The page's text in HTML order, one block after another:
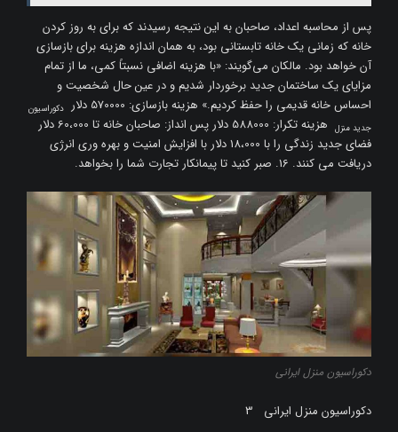
پس از محاسبه اعداد، صاحبان به این نتیجه رسیدند که برای به روز کردن
خانه که زمانی یک خانه تابستانی بود، به همان اندازه هزینه برای بازسازی
آن خواهد بود. مالکان می‌گویند: «با هزینه اضافی نسبتاً کمی، ما از تمام
مزایای یک ساختمان جدید برخوردار شدیم و در عین حال شخصیت و
احساس خانه قدیمی را حفظ کردیم.» هزینه بازسازی: 570000 دلار
دکوراسیون
جدید منزل
هزینه تکرار: 588000 دلار پس انداز: صاحبان خانه تا 60،000 دلار
فضای جدید زندگی را با 18،000 دلار با افزایش امنیت و بهره وری انرژی
دریافت می کنند. 16. صبر کنید تا پیمانکار تجارت شما را بخواهد.
دکوراسیون منزل ایرانی
دکوراسیون منزل ایرانی 3